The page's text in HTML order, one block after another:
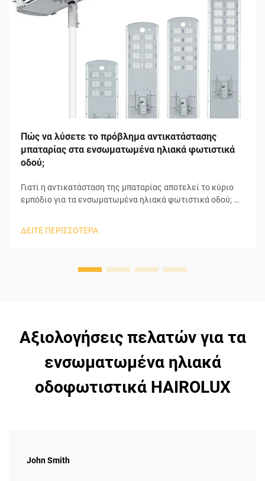
Πώς να λύσετε το πρόβλημα αντικατάστασης
μπαταρίας στα ενσωματωμένα ηλιακά φωτιστικά
οδού;
Γιατί η αντικατάσταση της μπαταρίας αποτελεί το κύριο
εμπόδιο για τα ενσωματωμένα ηλιακά φωτιστικά οδού; Η
ΔΕΙΤΕ ΠΕΡΙΣΣΟΤΕΡΑ
Αξιολογήσεις πελατών για τα
ενσωματωμένα ηλιακά
οδοφωτιστικά HAIROLUX
John Smith